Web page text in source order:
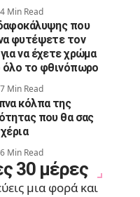
4 Min Read
που
φυτέψετε τον
να έχετε χρώμα
όλο το φθινόπωρο
7 Min Read
κόλπα της
που θα σας
6 Min Read
30 μέρες
μια φορά και